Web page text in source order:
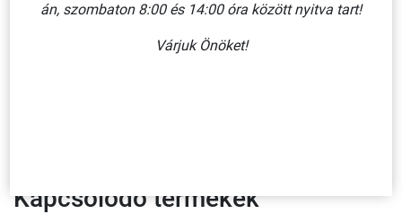
termékpalettánkon utánvilágító táblák, csíkok, szalagok, jelölő
Kapcsolódó termékek
án, szombaton 8:00 és 14:00 óra között nyitva tart!
Várjuk Önöket!